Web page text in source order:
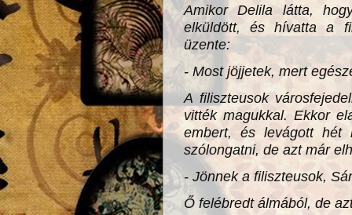
Amikor Delila látta,
elküldött, és hívatta a
üzente:
- Most jöjjetek, mert
A filiszteusok
vitték magukkal. Ekkor
embert, és levágott hét
szólongatni, de azt már
- Jönnek a filiszteusok,
Ő felébredt álmából, de